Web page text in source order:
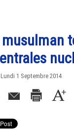
musulman
1 Septembre 2014